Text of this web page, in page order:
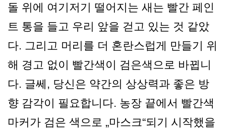
돌 위에 여기저기 떨어지는 새는 빨간 페인
트 통을 들고 우리 앞을 걷고 있는 것 같았
다. 그리고 머리를 더 혼란스럽게 만들기 위
해 경고 없이 빨간색이 검은색으로 바뀝니
다. 글쎄, 당신은 약간의 상상력과 좋은 방
향 감각이 필요합니다. 농장 끝에서 빨간색
마커가 검은 색으로 „마스크“되기 시작했을